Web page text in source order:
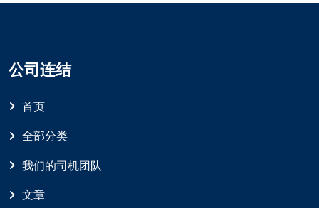
公司连结
首页
全部分类
我们的司机团队
文章